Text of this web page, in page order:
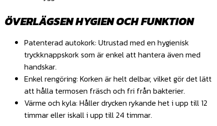
ÖVERLÄGSEN HYGIEN OCH FUNKTION
Patenterad autokork: Utrustad med en hygienisk
tryckknappskork som är enkel att hantera även med
handskar.
Enkel rengöring: Korken är helt delbar, vilket gör det lätt
att hålla termosen fräsch och fri från bakterier.
Värme och kyla: Håller drycken rykande het i upp till 12
timmar eller iskall i upp till 24 timmar.